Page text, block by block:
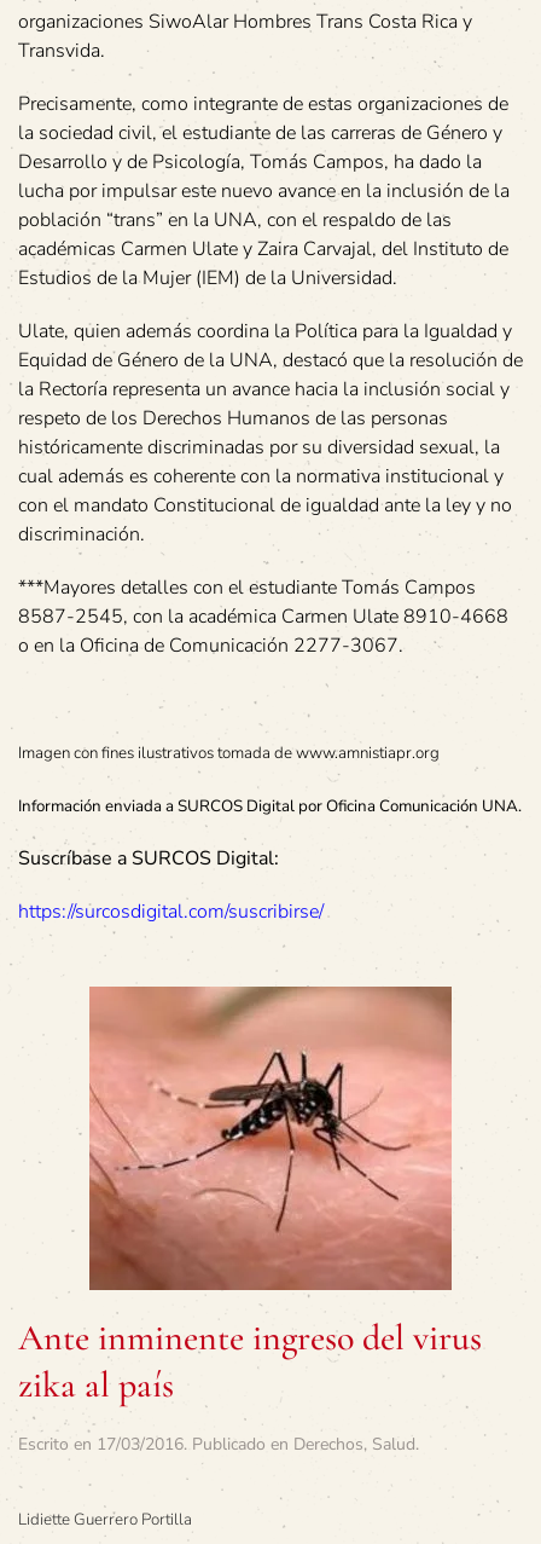
organizaciones SiwoAlar Hombres Trans Costa Rica y
Transvida.
Precisamente, como integrante de estas organizaciones de
la sociedad civil, el estudiante de las carreras de Género y
Desarrollo y de Psicología, Tomás Campos, ha dado la
lucha por impulsar este nuevo avance en la inclusión de la
población “trans” en la UNA, con el respaldo de las
académicas Carmen Ulate y Zaira Carvajal, del Instituto de
Estudios de la Mujer (IEM) de la Universidad.
Ulate, quien además coordina la Política para la Igualdad y
Equidad de Género de la UNA, destacó que la resolución de
la Rectoría representa un avance hacia la inclusión social y
respeto de los Derechos Humanos de las personas
históricamente discriminadas por su diversidad sexual, la
cual además es coherente con la normativa institucional y
con el mandato Constitucional de igualdad ante la ley y no
discriminación.
***Mayores detalles con el estudiante Tomás Campos
8587-2545, con la académica Carmen Ulate 8910-4668
o en la Oficina de Comunicación 2277-3067.
Imagen con fines ilustrativos tomada de www.amnistiapr.org
Información enviada a SURCOS Digital por Oficina Comunicación UNA.
Suscríbase a SURCOS Digital:
https://surcosdigital.com/suscribirse/
Ante inminente ingreso del virus
zika al país
Escrito en 17/03/2016. Publicado en Derechos, Salud.
Lidiette Guerrero Portilla